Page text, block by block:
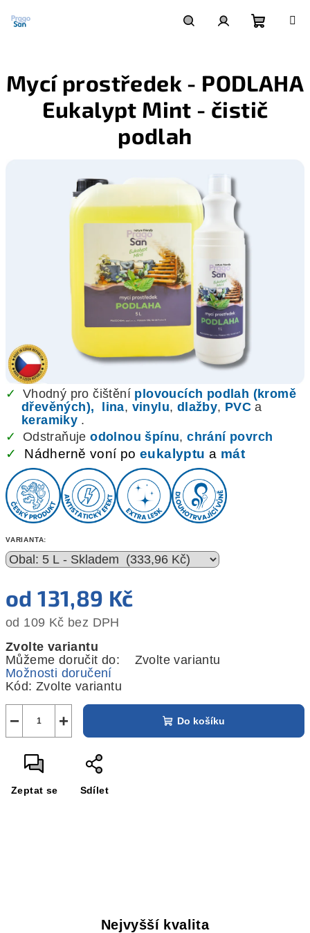
košík
✓ Vhodný pro čištění plovoucích podlah (kromě
dřevěných),
lina, vinylu, dlažby, PVC a
keramiky .
✓
Odstraňujeodolnou špínu,chrání povrch
✓ Nádherně voní poeukalyptu a mát
VARIANTA:
od131,89 Kč
od 109 Kč bez DPH
cena:
Zvolte variantu
Můžeme doručit do:
Zvolte variantu
Možnosti doručení
Kód: Zvolte variantu
+
− Do košíku
Zeptat se Sdílet
Mycí prostředek - PODLAHA
Eukalypt Mint - čistič
podlah
Nejvyšší kvalita